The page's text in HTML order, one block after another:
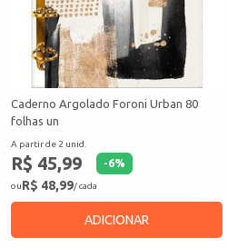
Caderno Argolado Foroni Urban 80
folhas un
A partir de 2 unid.
R$ 45,99 -6%
ouR$ 48,99/ cada
ADICIONAR